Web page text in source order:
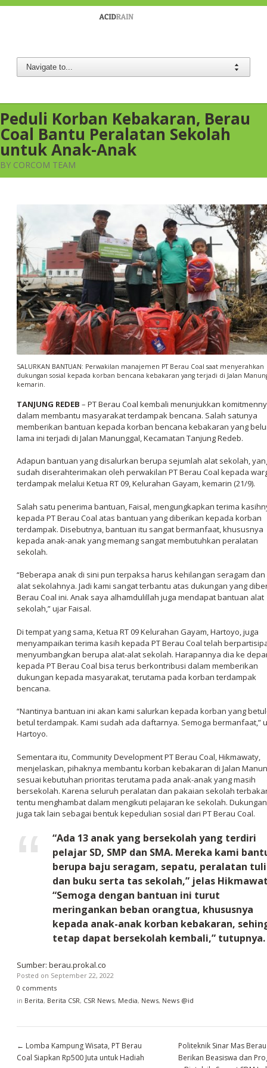
Peduli Korban Kebakaran, Berau
Coal Bantu Peralatan Sekolah
untuk Anak-Anak
BY CORCOM TEAM
SALURKAN BANTUAN: Perwakilan manajemen PT Berau Coal saat menyerahkan
dukungan sosial kepada korban bencana kebakaran yang terjadi di Jalan
kemarin.
TANJUNG REDEB – PT Berau Coal kembali menunjukkan
dalam membantu masyarakat terdampak bencana. Salah satunya
memberikan bantuan kepada korban bencana kebakaran yang
lama ini terjadi di Jalan Manunggal, Kecamatan Tanjung Redeb.
Adapun bantuan yang disalurkan berupa sejumlah alat sekolah,
sudah diserahterimakan oleh perwakilan PT Berau Coal kepada
terdampak melalui Ketua RT 09, Kelurahan Gayam, kemarin (21/9).
Salah satu penerima bantuan, Faisal, mengungkapkan terima
kepada PT Berau Coal atas bantuan yang diberikan kepada korban
terdampak. Disebutnya, bantuan itu sangat bermanfaat, khususnya
kepada anak-anak yang memang sangat membutuhkan peralatan
sekolah.
“Beberapa anak di sini pun terpaksa harus kehilangan seragam dan
alat sekolahnya. Jadi kami sangat terbantu atas dukungan yang
Berau Coal ini. Anak saya alhamdulillah juga mendapat bantuan alat
sekolah,” ujar Faisal.
Di tempat yang sama, Ketua RT 09 Kelurahan Gayam, Hartoyo, juga
menyampaikan terima kasih kepada PT Berau Coal telah
menyumbangkan berupa alat-alat sekolah. Harapannya dia ke
kepada PT Berau Coal bisa terus berkontribusi dalam memberikan
dukungan kepada masyarakat, terutama pada korban terdampak
bencana.
“Nantinya bantuan ini akan kami salurkan kepada korban yang
betul terdampak. Kami sudah ada daftarnya. Semoga bermanfaat,”
Hartoyo.
Sementara itu, Community Development PT Berau Coal, Hikmawaty,
menjelaskan, pihaknya membantu korban kebakaran di Jalan
sesuai kebutuhan prioritas terutama pada anak-anak yang masih
bersekolah. Karena seluruh peralatan dan pakaian sekolah
tentu menghambat dalam mengikuti pelajaran ke sekolah.
juga tak lain sebagai bentuk kepedulian sosial dari PT Berau Coal.
“Ada 13 anak yang bersekolah yang terdiri
pelajar SD, SMP dan SMA. Mereka kami
berupa baju seragam, sepatu, peralatan
dan buku serta tas sekolah,” jelas
“Semoga dengan bantuan ini turut
meringankan beban orangtua, khususnya
kepada anak-anak korban kebakaran,
tetap dapat bersekolah kembali,” tutupnya.
Sumber: berau.prokal.co
Posted on September 22, 2022
0 comments
in Berita, Berita CSR, CSR News, Media, News, News @id
← Lomba Kampung Wisata, PT Berau
Coal Siapkan Rp500 Juta untuk Hadiah
Politeknik Sinar Mas
Berikan Beasiswa dan